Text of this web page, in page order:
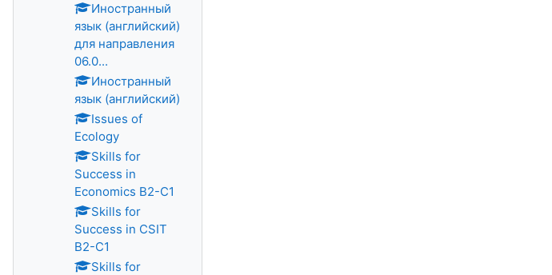
Иностранный
язык (английский)
для направления
06.0...
Иностранный
язык (английский)
Issues of
Ecology
Skills for
Success in
Economics B2-C1
Skills for
Success in CSIT
B2-C1
Skills for